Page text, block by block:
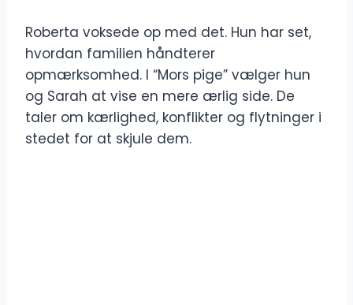
Roberta voksede op med det. Hun har set,
hvordan familien håndterer
opmærksomhed. I “Mors pige” vælger hun
og Sarah at vise en mere ærlig side. De
taler om kærlighed, konflikter og flytninger i
stedet for at skjule dem.